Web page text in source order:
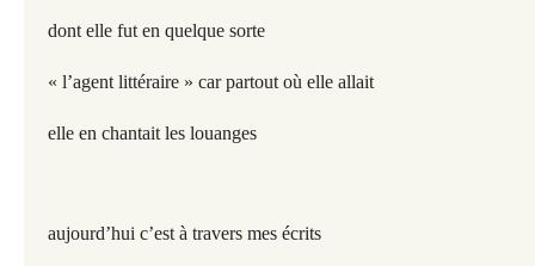
dont elle fut en quelque sorte
« l’agent littéraire » car partout où elle allait
elle en chantait les louanges
aujourd’hui c’est à travers mes écrits